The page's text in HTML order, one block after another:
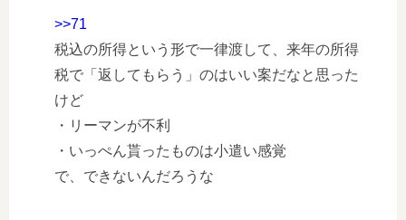
>>71
税込の所得という形で一律渡して、来年の所得
税で「返してもらう」のはいい案だなと思った
けど
・リーマンが不利
・いっぺん貰ったものは小遣い感覚
で、できないんだろうな